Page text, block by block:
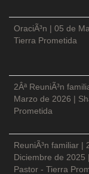
OraciÃ³n | 05 de
Tierra Prometida
2Âª ReuniÃ³n
Marzo de 2026 |
Prometida
ReuniÃ³n familiar |
Diciembre de 2025
Pastor - Tierra